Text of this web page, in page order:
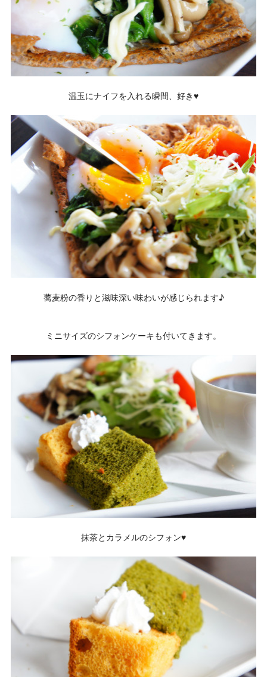
温玉にナイフを入れる瞬間、好き♥
蕎麦粉の香りと滋味深い味わいが感じられます♪
ミニサイズのシフォンケーキも付いてきます。
抹茶とカラメルのシフォン♥